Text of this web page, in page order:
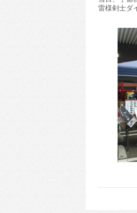
雷様剣士ダ